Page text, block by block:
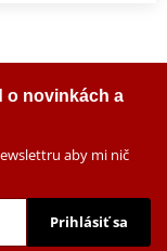
o novinkách a
aby mi nič
Prihlásiť sa